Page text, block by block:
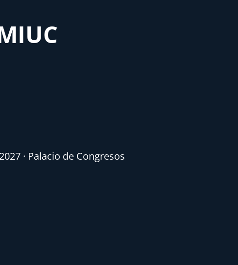
· Palacio de Congresos